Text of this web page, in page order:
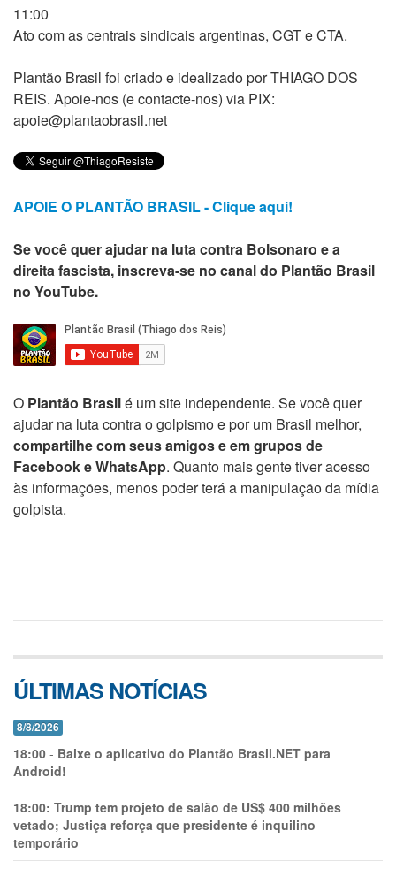
11:00
Ato com as centrais sindicais argentinas, CGT e CTA.
Plantão Brasil foi criado e idealizado por THIAGO DOS
REIS. Apoie-nos (e contacte-nos) via PIX:
apoie@plantaobrasil.net
APOIE O PLANTÃO BRASIL - Clique aqui!
Se você quer ajudar na luta contra Bolsonaro e a
direita fascista, inscreva-se no canal do Plantão Brasil
no YouTube.
O Plantão Brasilé um site independente. Se você quer
ajudar na luta contra o golpismo e por um Brasil melhor,
compartilhe com seus amigos e em grupos de
Facebook e WhatsApp. Quanto mais gente tiver acesso
às informações, menos poder terá a manipulação da mídia
golpista.
ÚLTIMAS NOTÍCIAS
8/8/2026
18:00 - Baixe o aplicativo do Plantão Brasil.NET para
Android!
18:00: Trump tem projeto de salão de US$ 400 milhões
vetado; Justiça reforça que presidente é inquilino
temporário